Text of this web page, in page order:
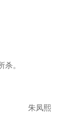
。
朱凤熙